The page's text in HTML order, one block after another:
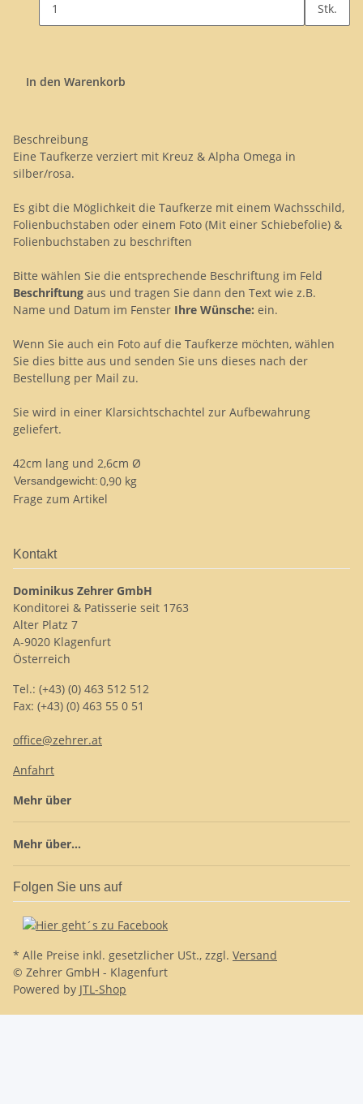
Stk.
In den Warenkorb
Beschreibung
Eine Taufkerze verziert mit Kreuz & Alpha Omega in
silber/rosa.
Es gibt die Möglichkeit die Taufkerze mit einem Wachsschild,
Folienbuchstaben oder einem Foto (Mit einer Schiebefolie) &
Folienbuchstaben zu beschriften
Bitte wählen Sie die entsprechende Beschriftung im Feld
Beschriftung aus und tragen Sie dann den Text wie z.B.
Name und Datum im Fenster Ihre Wünsche: ein.
Wenn Sie auch ein Foto auf die Taufkerze möchten, wählen
Sie dies bitte aus und senden Sie uns dieses nach der
Bestellung per Mail zu.
Sie wird in einer Klarsichtschachtel zur Aufbewahrung
geliefert.
42cm lang und 2,6cm Ø
Versandgewicht:0,90 kg
Frage zum Artikel
Kontakt
Dominikus Zehrer GmbH
Konditorei & Patisserie seit 1763
Alter Platz 7
A-9020 Klagenfurt
Österreich
Tel.: (+43) (0) 463 512 512
Fax: (+43) (0) 463 55 0 51
office@zehrer.at
Anfahrt
Mehr über
Mehr über...
Folgen Sie uns auf
* Alle Preise inkl. gesetzlicher USt., zzgl. Versand
© Zehrer GmbH - Klagenfurt
Powered by JTL-Shop